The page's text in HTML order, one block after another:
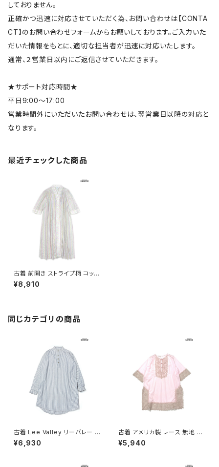
しておりません。
正確かつ迅速に対応させていただく為、お問い合わせは【CONTA
CT】のお問い合わせフォームからお願いしております。ご入力いた
だいた情報をもとに、適切な担当者が迅速に対応いたします。
通常、２営業日以内にご返信させていただきます。
★サポート対応時間★
平日9:00～17:00
営業時間外にいただいたお問い合わせは、翌営業日以降の対応と
なります。
最近チェックした商品
古着 前開き ストライプ柄 コット
ン ロング丈 長袖 ワンピース カ
ラフル (otu2405022)
¥8,910
同じカテゴリの商品
古着 Lee Valley リーバレー ス
トライプ柄 コットン100％ ロン
グ丈 長袖 ワンピース 青 (otu2
¥6,930
古着 アメリカ製 レース 無地 ナ
イロン ミニ丈 七分袖 ワンピー
ス ピンク (otu2602051)
¥5,940